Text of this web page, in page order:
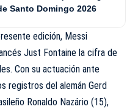
Santo Domingo 2026
edición, Messi
Just Fontaine la cifra de
Con su actuación ante
registros del alemán Gerd
Ronaldo Nazário (15),